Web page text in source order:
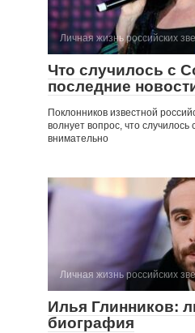
Личная жизнь российских
Что случилось с
последние
Поклонников известной
волнует вопрос, что
внимательно
Личная жизнь российских
Илья Глинников:
биография